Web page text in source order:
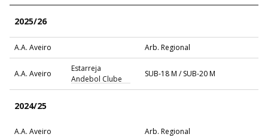
2025/26
A.A. Aveiro Arb. Regional
A.A. Aveiro
Estarreja
Andebol Clube
SUB-18 M / SUB-20 M
2024/25
A.A. Aveiro Arb. Regional